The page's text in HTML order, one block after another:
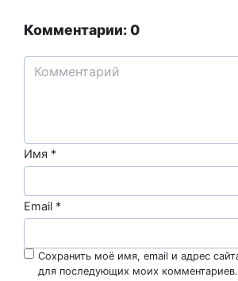
Комментарии: 0
Имя *
Email *
Сохранить моё имя, email и адрес
для последующих моих комментариев.